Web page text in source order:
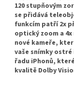
120 stupňovým
se přidává
funkcím patří 2x
optický zoom a
nové kameře,
vaše snímky
řadu iPhonů,
kvalitě Dolby